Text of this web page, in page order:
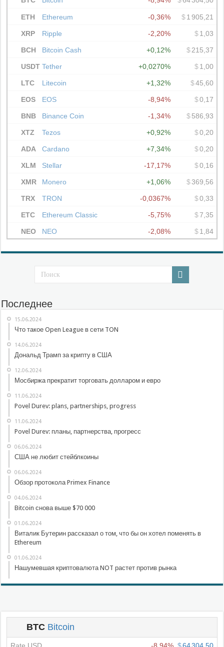
Последнее
15.06.2024
Что такое Open League в сети TON
14.06.2024
Дональд Трамп за крипту в США
12.06.2024
Мосбиржа прекратит торговать долларом и евро
11.06.2024
Povel Durev: plans, partnerships, progress
11.06.2024
Povel Durev: планы, партнерства, прогресс
06.06.2024
США не любит стейблкоины
06.06.2024
Обзор протокола Primex Finance
04.06.2024
Bitcoin снова выше $70 000
01.06.2024
Виталик Бутерин рассказал о том, что бы он хотел поменять в
Ethereum
01.06.2024
Нашумевшая криптовалюта NOT растет против рынка